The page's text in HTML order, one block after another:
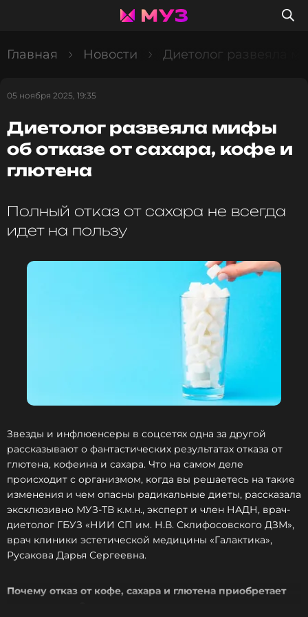
Главная Новости Диетолог развеяла
05 ноября 2025, 19:35
Диетолог развеяла мифы
об отказе от сахара, кофе и
глютена
Полный отказ от сахара не всегда
идет на пользу
Звезды и инфлюенсеры в соцсетях одна за другой
рассказывают о фантастических результатах отказа от
глютена, кофеина и сахара. Что на самом деле
происходит с организмом, когда вы решаетесь на такие
изменения и чем опасны радикальные диеты, рассказала
эксклюзивно МУЗ-ТВ к.м.н., эксперт и член НАДН, врач-
диетолог ГБУЗ «НИИ СП им. Н.В. Склифосовского ДЗМ»,
врач клиники эстетической медицины «Галактика»,
Русакова Дарья Сергеевна.
Почему отказ от кофе, сахара и глютена приобретает